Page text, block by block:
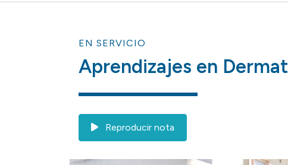
EN SERVICIO
Aprendizajes en
Reproducir nota